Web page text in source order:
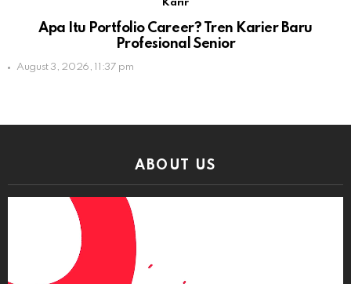
Karir
Apa Itu Portfolio Career? Tren Karier Baru
Profesional Senior
August 3, 2026, 11:37 pm
ABOUT US